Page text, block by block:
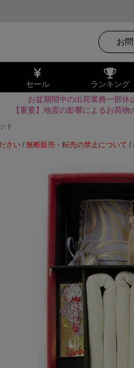
お
セール ランキング
お盆期間中の出荷業務一部休
【重要】地震の影響によるお荷物
ト
さい / 無断販売・転売の禁止について /